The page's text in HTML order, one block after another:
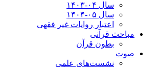
سال ۰۴-۱۴۰۳
سال ۰۵-۱۴۰۴
اعتبار روایات غیر فقهی
مباحث قرآنی
بطون قرآن
صوت
نشست‌های علمی